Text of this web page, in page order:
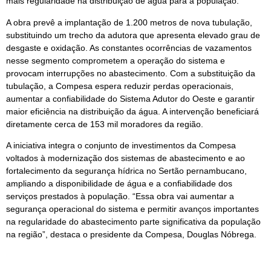
A obra prevê a implantação de 1.200 metros de nova tubulação,
substituindo um trecho da adutora que apresenta elevado grau de
desgaste e oxidação. As constantes ocorrências de vazamentos
nesse segmento comprometem a operação do sistema e
provocam interrupções no abastecimento. Com a substituição da
tubulação, a Compesa espera reduzir perdas operacionais,
aumentar a confiabilidade do Sistema Adutor do Oeste e garantir
maior eficiência na distribuição da água. A intervenção beneficiará
diretamente cerca de 153 mil moradores da região.
A iniciativa integra o conjunto de investimentos da Compesa
voltados à modernização dos sistemas de abastecimento e ao
fortalecimento da segurança hídrica no Sertão pernambucano,
ampliando a disponibilidade de água e a confiabilidade dos
serviços prestados à população. “Essa obra vai aumentar a
segurança operacional do sistema e permitir avanços importantes
na regularidade do abastecimento parte significativa da população
na região”, destaca o presidente da Compesa, Douglas Nóbrega.